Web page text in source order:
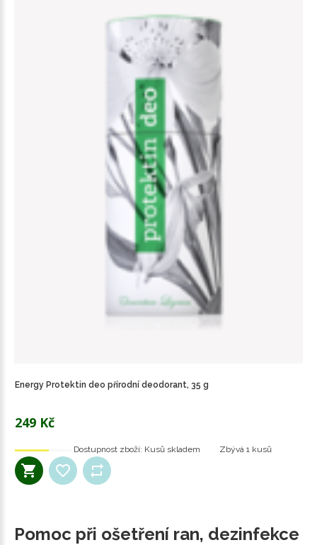
Energy Protektin deo přírodní deodorant, 35 g
249 Kč
Dostupnost zboží: Kusů skladem Zbývá 1 kusů
Pomoc při ošetření ran, dezinfekce